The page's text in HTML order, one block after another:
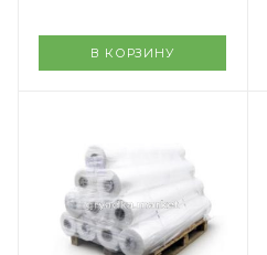
В КОРЗИНУ